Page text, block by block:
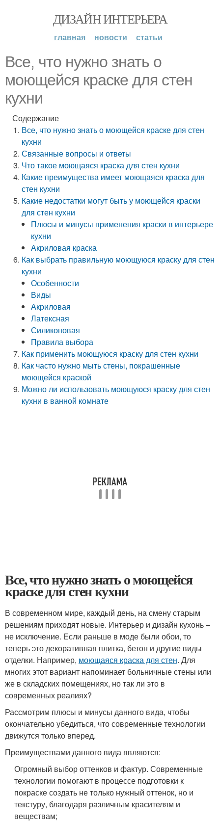
ДИЗАЙН ИНТЕРЬЕРА
главная новости статьи
Все, что нужно знать о
моющейся краске для стен
кухни
Содержание
Все, что нужно знать о моющейся краске для стен
кухни
Связанные вопросы и ответы
Что такое моющаяся краска для стен кухни
Какие преимущества имеет моющаяся краска для
стен кухни
Какие недостатки могут быть у моющейся краски
для стен кухни
Плюсы и минусы применения краски в интерьере
кухни
Акриловая краска
Как выбрать правильную моющуюся краску для стен
кухни
Особенности
Виды
Акриловая
Латексная
Силиконовая
Правила выбора
Как применить моющуюся краску для стен кухни
Как часто нужно мыть стены, покрашенные
моющейся краской
Можно ли использовать моющуюся краску для стен
кухни в ванной комнате
Все, что нужно знать о моющейся
краске для стен кухни
В современном мире, каждый день, на смену старым
решениям приходят новые. Интерьер и дизайн кухонь –
не исключение. Если раньше в моде были обои, то
теперь это декоративная плитка, бетон и другие виды
отделки. Например, моющаяся краска для стен. Для
многих этот вариант напоминает больничные стены или
же в складских помещениях, но так ли это в
современных реалиях?
Рассмотрим плюсы и минусы данного вида, чтобы
окончательно убедиться, что современные технологии
движутся только вперед.
Преимуществами данного вида являются:
Огромный выбор оттенков и фактур. Современные
технологии помогают в процессе подготовки к
покраске создать не только нужный оттенок, но и
текстуру, благодаря различным красителям и
веществам;